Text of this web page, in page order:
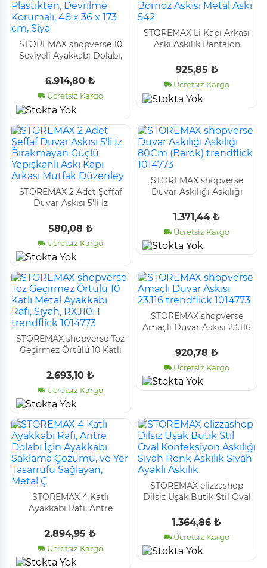
STOREMAX shopverse 10
Seviyeli Ayakkabı Dolabı,
Devrilme Korumalı, 48 x
36 x 173 cm, Siya
6.914,80 ₺
Ücretsiz Kargo
STOREMAX Li Kapı Arkası
Askı Askılık Pantalon
Askısı Metal Askı 542
925,85 ₺
Ücretsiz Kargo
STOREMAX 2 Adet Şeffaf
Duvar Askısı 5'li Iz
Yapışkanlı Askı Kapı
Arkası Mutfak Düzenley
580,08 ₺
Ücretsiz Kargo
STOREMAX shopverse
Duvar Askılığı Askılığı
1014773
1.371,44 ₺
Ücretsiz Kargo
STOREMAX shopverse Toz
Geçirmez Örtülü 10 Katlı
Siyah, RXJ10H trendflick
1014773
2.693,10 ₺
Ücretsiz Kargo
STOREMAX shopverse
Amaçlı Duvar Askısı 23.116
920,78 ₺
Ücretsiz Kargo
STOREMAX 4 Katlı
Ayakkabı Rafı, Antre
Saklama Çözümü, ve Yer
Tasarrufu Sağlayan, Metal
Ç
2.894,95 ₺
Ücretsiz Kargo
STOREMAX elizzashop
Dilsiz Uşak Butik Stil Oval
Siyah Renk Askılık Siyah
Ayaklı Askılık
1.364,86 ₺
Ücretsiz Kargo